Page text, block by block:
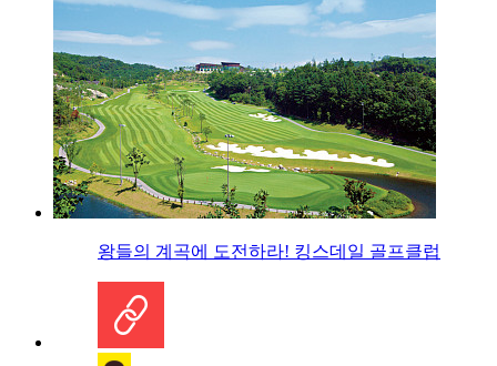
왕들의 계곡에 도전하라! 킹스데일 골프클럽